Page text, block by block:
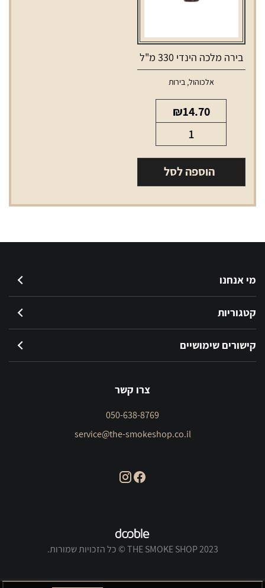
בירה מלכה הינדי 330 מ"ל
אלכוהול,בירות
₪14.70
של
בירה
מלכה
הוספה לסל
מי אנחנו
קטגוריות
קישורים שימושיים
צרו קשר
050-638-8769
service@the-smokeshop.co.il
THE SMOKE SHOP 2023 © כל הזכויות שמורות.